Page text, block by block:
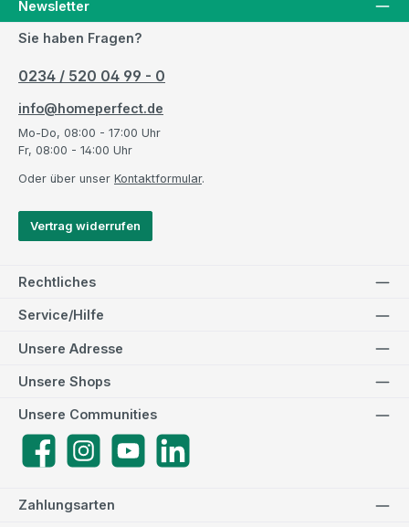
Newsletter
Sie haben Fragen?
0234 / 520 04 99 - 0
info@homeperfect.de
Mo-Do, 08:00 - 17:00 Uhr
Fr, 08:00 - 14:00 Uhr
Oder über unser Kontaktformular.
Vertrag widerrufen
Rechtliches
Service/Hilfe
Zahlungsarten
Unsere Adresse
Unsere Communities
FacebookInstagramYouTube
Unsere Shops